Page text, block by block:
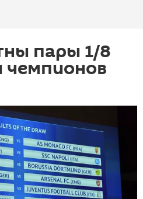
пары 1/8
чемпионов